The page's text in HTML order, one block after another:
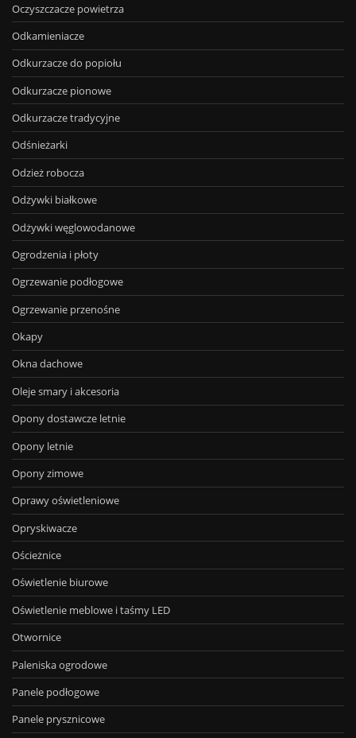
Oczyszczacze powietrza
Odkamieniacze
Odkurzacze do popiołu
Odkurzacze pionowe
Odkurzacze tradycyjne
Odśnieżarki
Odzież robocza
Odżywki białkowe
Odżywki węglowodanowe
Ogrodzenia i płoty
Ogrzewanie podłogowe
Ogrzewanie przenośne
Okapy
Okna dachowe
Oleje smary i akcesoria
Opony dostawcze letnie
Opony letnie
Opony zimowe
Oprawy oświetleniowe
Opryskiwacze
Ościeżnice
Oświetlenie biurowe
Oświetlenie meblowe i taśmy LED
Otwornice
Paleniska ogrodowe
Panele podłogowe
Panele prysznicowe